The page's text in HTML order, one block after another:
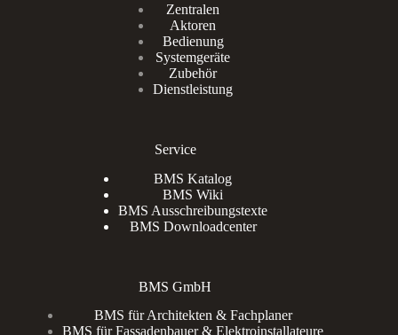
Zentralen
Aktoren
Bedienung
Systemgeräte
Zubehör
Dienstleistung
Service
BMS Katalog
BMS Wiki
BMS Ausschreibungstexte
BMS Downloadcenter
BMS GmbH
BMS für Architekten & Fachplaner
BMS für Fassadenbauer & Elektroinstallateure